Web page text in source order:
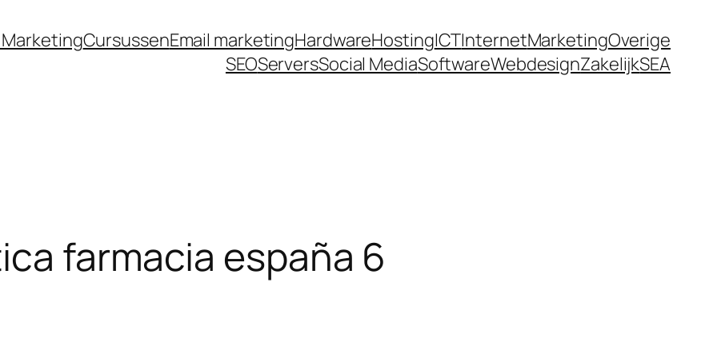
CursussenEmail marketingHardwareHostingICTInternetMarketingOverige
SEOServersSocial MediaSoftwareWebdesignZakelijkSEA
farmacia españa 6